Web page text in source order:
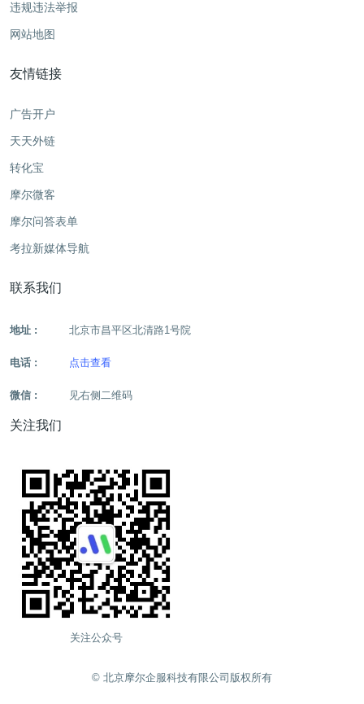
违规违法举报
网站地图
友情链接
广告开户
天天外链
转化宝
摩尔微客
摩尔问答表单
考拉新媒体导航
联系我们
地址 : 北京市昌平区北清路1号院
电话 : 点击查看
微信 : 见右侧二维码
关注我们
关注公众号
©️ 北京摩尔企服科技有限公司版权所有